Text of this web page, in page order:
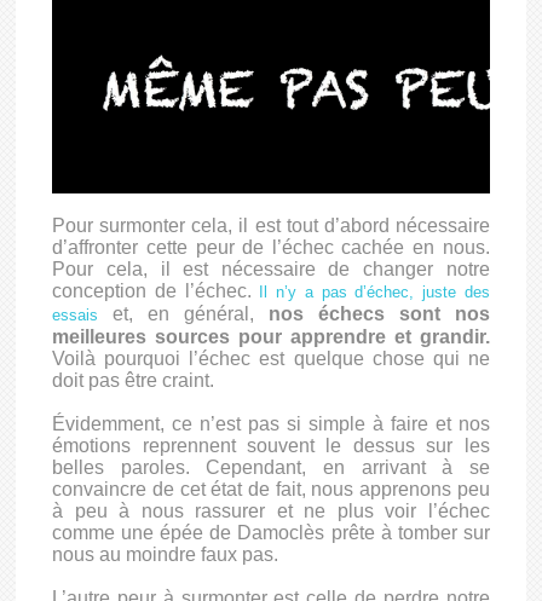
Pour surmonter cela, il est tout d’abord nécessaire
d’affronter cette peur de l’échec cachée en nous.
Pour cela, il est nécessaire de changer notre
conception de l’échec.
Il n’y a pas d’échec, juste des
essais
et, en général, nos échecs sont nos
meilleures sources pour apprendre et grandir.
Voilà pourquoi l’échec est quelque chose qui ne
doit pas être craint.
Évidemment, ce n’est pas si simple à faire et nos
émotions reprennent souvent le dessus sur les
belles paroles. Cependant, en arrivant à se
convaincre de cet état de fait, nous apprenons peu
à peu à nous rassurer et ne plus voir l’échec
comme une épée de Damoclès prête à tomber sur
nous au moindre faux pas.